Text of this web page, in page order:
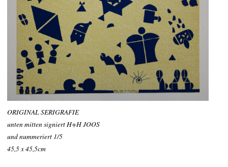
ORIGINAL SERIGRAFIE
unten mitten signiert H+H JOOS
und nummeriert 1/5
45,5 x 45,5cm